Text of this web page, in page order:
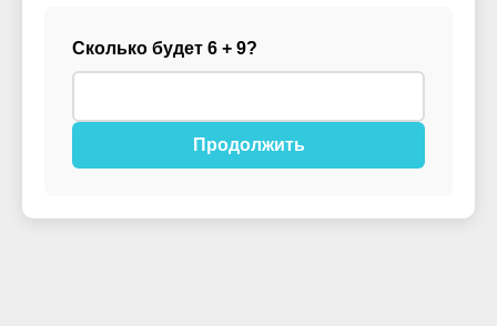
Сколько будет 6 + 9?
Продолжить